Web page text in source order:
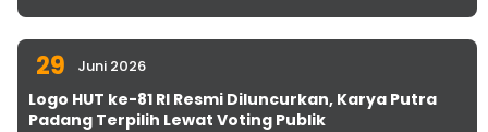
29 Juni 2026
Logo HUT ke-81 RI Resmi Diluncurkan, Karya Putra
Padang Terpilih Lewat Voting Publik